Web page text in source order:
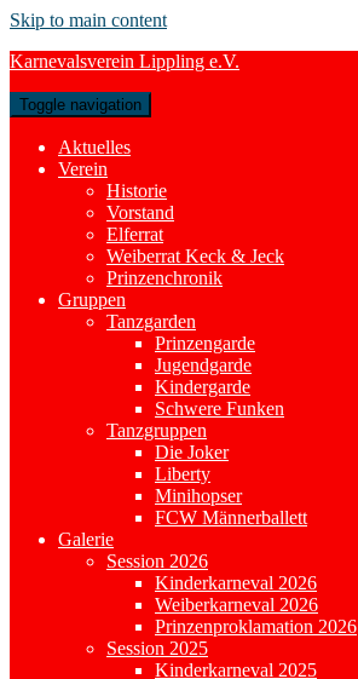
Skip to main content
Karnevalsverein Lippling e.V.
Toggle navigation
Aktuelles
Verein
Historie
Vorstand
Elferrat
Weiberrat Keck & Jeck
Prinzenchronik
Gruppen
Tanzgarden
Prinzengarde
Jugendgarde
Kindergarde
Schwere Funken
Tanzgruppen
Die Joker
Liberty
Minihopser
FCW Männerballett
Galerie
Session 2026
Kinderkarneval 2026
Weiberkarneval 2026
Prinzenproklamation 2026
Session 2025
Kinderkarneval 2025